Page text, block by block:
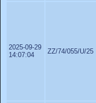
2025-09-29
14:07:04
ZZ/74/055/U/25